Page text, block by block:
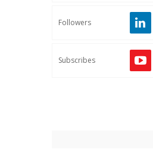
Followers
Subscribes